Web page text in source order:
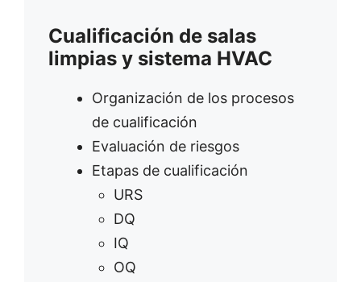
Cualificación de salas
limpias y sistema HVAC
Organización de los procesos
de cualificación
Evaluación de riesgos
Etapas de cualificación
URS
DQ
IQ
OQ